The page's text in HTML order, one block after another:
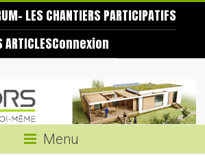
– LES CHANTIERS PARTICIPATIFS
ARTICLESConnexion
Menu